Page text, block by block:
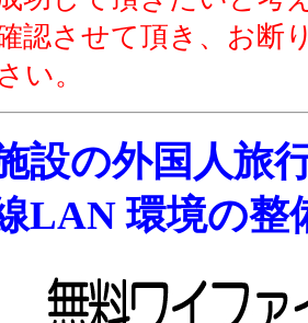
認させて頂き、お断
い。
設の外国人旅
LAN 環境の整